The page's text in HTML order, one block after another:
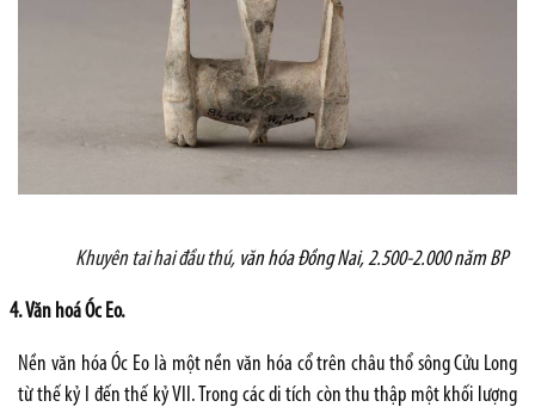
Khuyên tai hai đầu thú, văn hóa Đồng Nai, 2.500-2.000 năm BP
4. Văn hoá Óc Eo.
Nền văn hóa Óc Eo là một nền văn hóa cổ trên châu thổ sông Cửu Long
từ thế kỷ I đến thế kỷ VII. Trong các di tích còn thu thập một khối lượng